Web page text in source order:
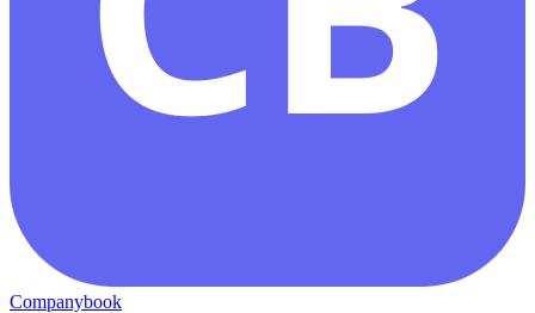
Companybook